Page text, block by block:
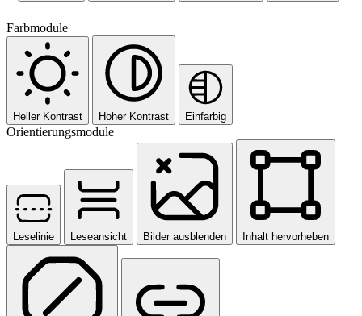
Farbmodule
Heller Kontrast Hoher Kontrast Einfarbig
Orientierungsmodule
Leselinie Leseansicht Bilder ausblenden Inhalt hervorheben